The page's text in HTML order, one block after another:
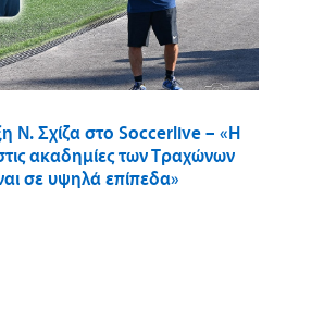
Ν. Σχίζα στο Soccerlive – «Η
ακαδημίες των Τραχώνων
σε υψηλά επίπεδα»